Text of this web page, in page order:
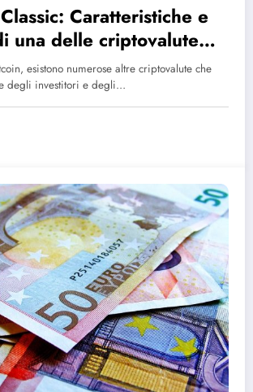
Caratteristiche e
una delle criptovalute
al mondo
esistono numerose altre criptovalute che
degli investitori e degli…